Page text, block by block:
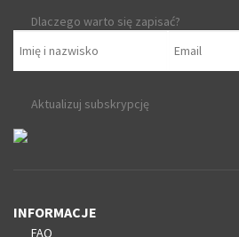
Dlaczego warto się zapisać?
Aktualizuj subskrypcję
INFORMACJE
FAQ